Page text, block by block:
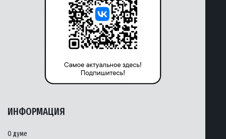
ИНФОРМАЦИЯ
О думе